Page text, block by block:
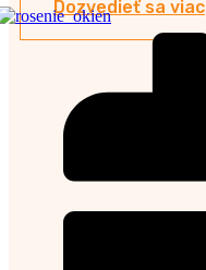
Dozvedieť sa viac